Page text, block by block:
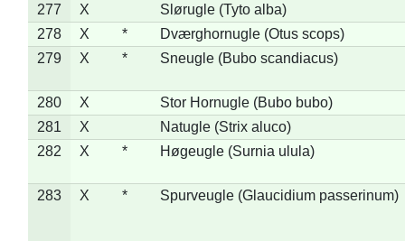
277
X
Slørugle (Tyto alba)
278
X *
Dværghornugle (Otus scops)
279
X * Sneugle (Bubo scandiacus)
280 X
Stor Hornugle (Bubo bubo)
281
X
Natugle (Strix aluco)
282
X * Høgeugle (Surnia ulula)
283 X * Spurveugle (Glaucidium passerinum)